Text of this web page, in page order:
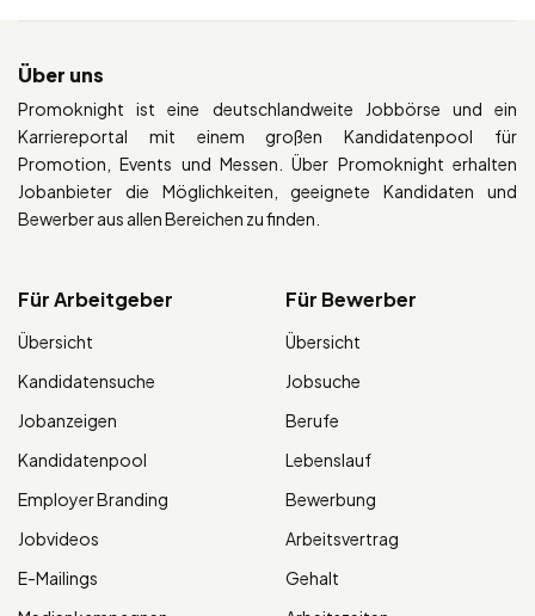
Über uns
Promoknight ist eine deutschlandweite Jobbörse und ein
Karriereportal mit einem großen Kandidatenpool für
Promotion, Events und Messen. Über Promoknight erhalten
Jobanbieter die Möglichkeiten, geeignete Kandidaten und
Bewerber aus allen Bereichen zu finden.
Für Arbeitgeber
Übersicht
Kandidatensuche
Jobanzeigen
Kandidatenpool
Employer Branding
Jobvideos
E-Mailings
Für Bewerber
Übersicht
Jobsuche
Berufe
Lebenslauf
Bewerbung
Arbeitsvertrag
Gehalt